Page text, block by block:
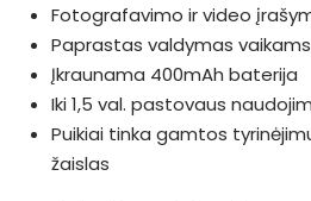
Fotografavimo ir video
Paprastas valdymas vaikams
Įkraunama 400mAh baterija
Iki 1,5 val. pastovaus
Puikiai tinka gamtos
žaislas